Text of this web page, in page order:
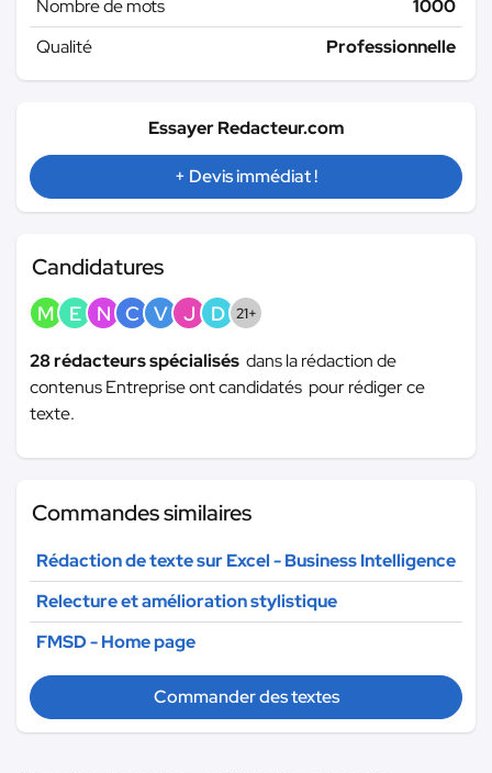
Nombre de mots
1000
Qualité
Professionnelle
Essayer Redacteur.com
+ Devis immédiat !
Candidatures
M E N C V J D 21+
28 rédacteurs spécialisés dans la rédaction de
contenus Entreprise ont candidatés pour rédiger ce
texte.
Commandes similaires
Rédaction de texte sur Excel - Business Intelligence
Relecture et amélioration stylistique
FMSD - Home page
Commander des textes